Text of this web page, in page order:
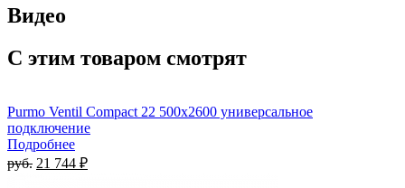
Видео
С этим товаром смотрят
Purmo Ventil Compact 22 500х2600 универсальное
подключение
Подробнее
руб. 21 744 ₽